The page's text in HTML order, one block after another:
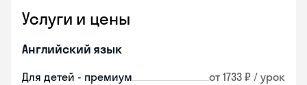
Услуги и цены
Английский язык
Для детей - премиум от 1733 ₽ / урок